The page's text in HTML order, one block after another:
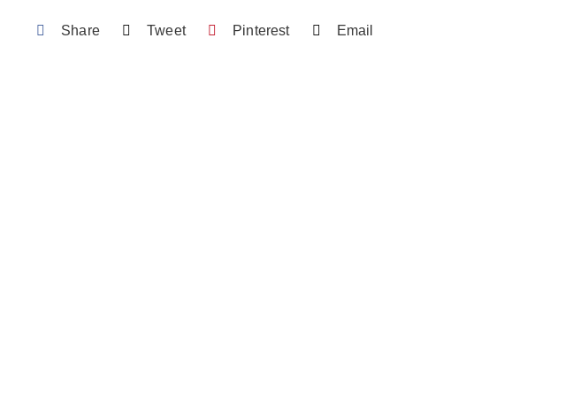
Share Tweet Pinterest Email